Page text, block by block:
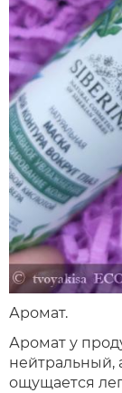
Аромат.
Аромат у
нейтральный,
ощущается